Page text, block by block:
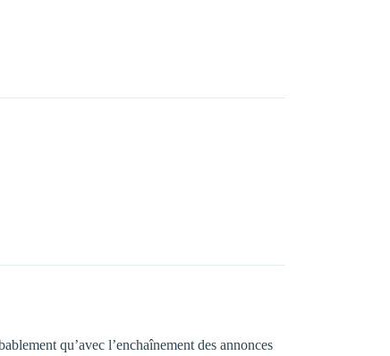
qu’avec l’enchaînement des annonces